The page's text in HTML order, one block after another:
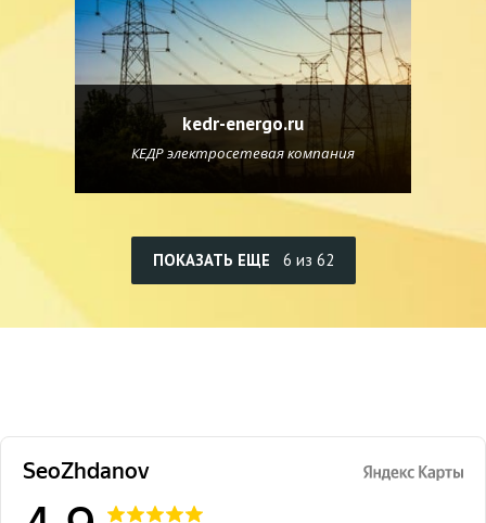
kedr-energo.ru
КЕДР электросетевая компания
ПОКАЗАТЬ ЕЩЕ 6 из 62